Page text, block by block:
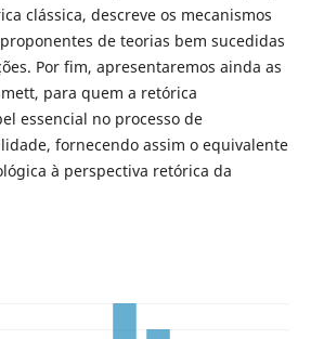
clássica, descreve os mecanismos
de teorias bem sucedidas
Por fim, apresentaremos ainda as
para quem a retórica
essencial no processo de
fornecendo assim o equivalente
à perspectiva retórica da